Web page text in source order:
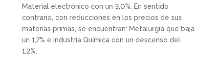
Material electrónico con un 3,0%. En sentido
contrario, con reducciones en los precios de sus
materias primas, se encuentran: Metalurgia que baja
un 1,7% e Industria Química con un descenso del
1,2%.